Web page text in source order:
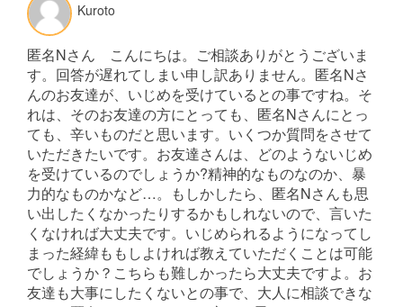
Kuroto
匿名Nさん こんにちは。ご相談ありがとうございま
す。回答が遅れてしまい申し訳ありません。匿名Nさ
んのお友達が、いじめを受けているとの事ですね。そ
れは、そのお友達の方にとっても、匿名Nさんにとっ
ても、辛いものだと思います。いくつか質問をさせて
いただきたいです。お友達さんは、どのようないじめ
を受けているのでしょうか?精神的なものなのか、暴
力的なものかなど…。もしかしたら、匿名Nさんも思
い出したくなかったりするかもしれないので、言いた
くなければ大丈夫です。いじめられるようになってし
まった経緯ももしよければ教えていただくことは可能
でしょうか？こちらも難しかったら大丈夫ですよ。お
友達も大事にしたくないとの事で、大人に相談できな